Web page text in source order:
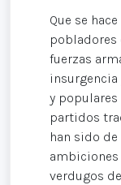
Que se
pobladores
fuerzas
y
partidos
han sido
ambiciones
verdugos